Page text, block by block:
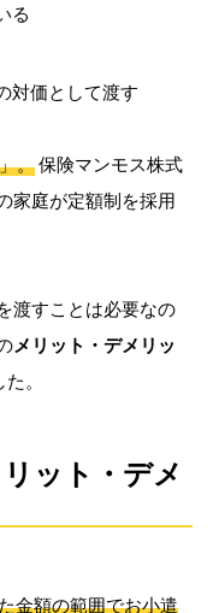
る
対価として渡す
。保険マンモス株式
家庭が定額制を採用
渡すことは必要なの
メリット・デメリッ
。
ット・デメ
金額の範囲でお小遣